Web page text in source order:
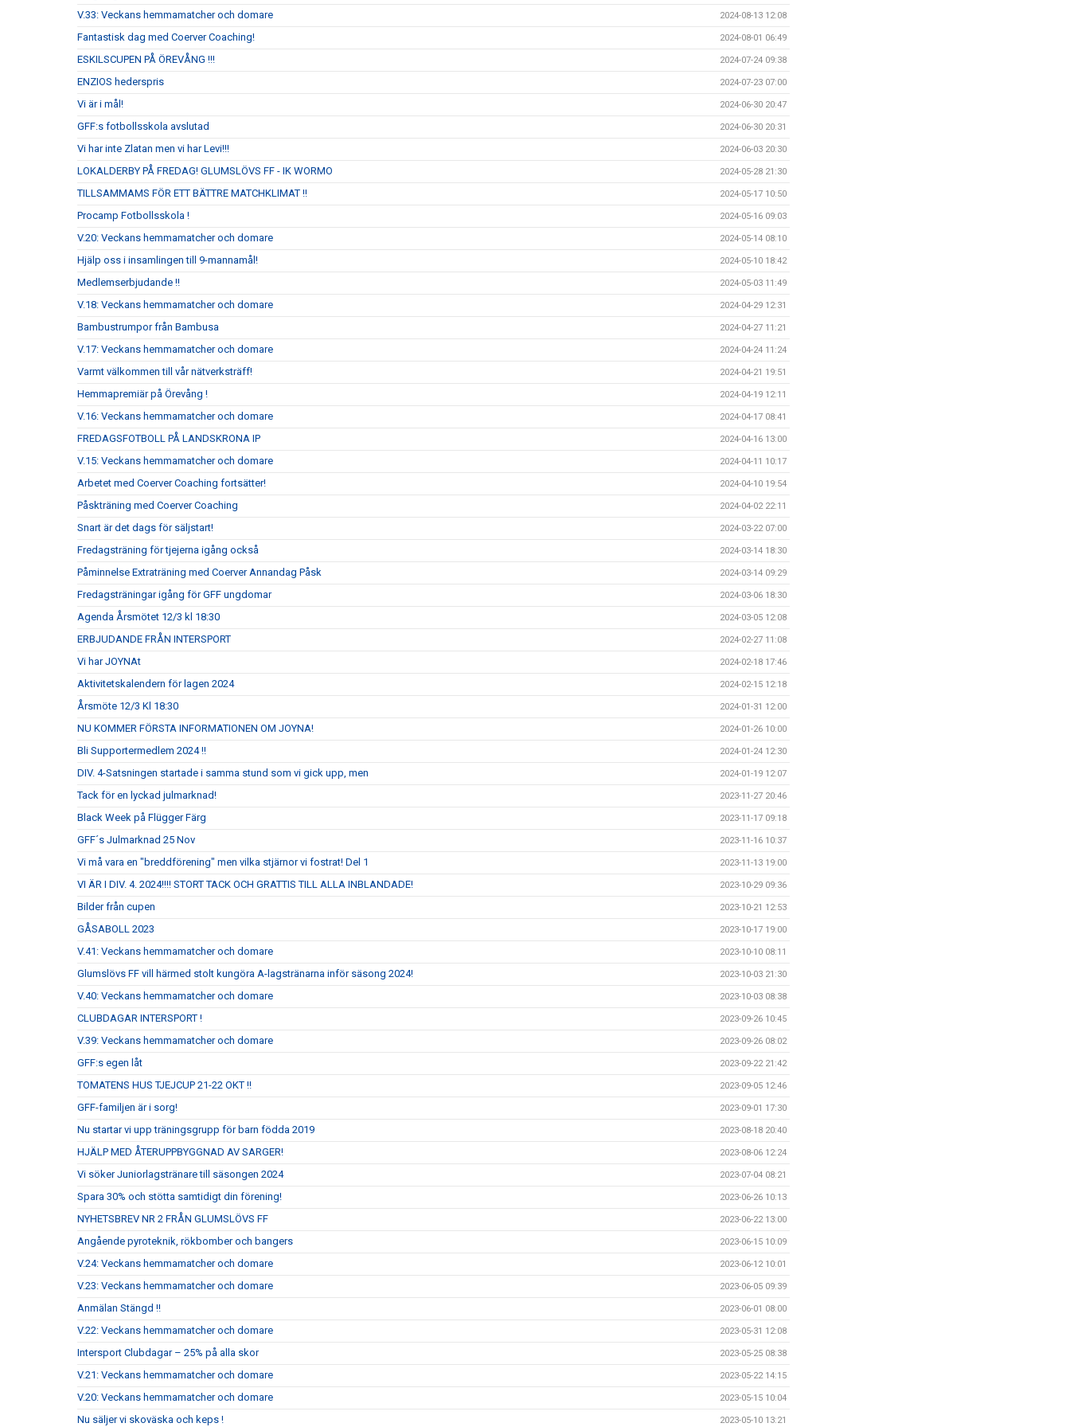
V.33: Veckans hemmamatcher och domare 2024-08-13 12:08
Fantastisk dag med Coerver Coaching! 2024-08-01 06:49
ESKILSCUPEN PÅ ÖREVÅNG !!! 2024-07-24 09:38
ENZIOS hederspris 2024-07-23 07:00
Vi är i mål! 2024-06-30 20:47
GFF:s fotbollsskola avslutad 2024-06-30 20:31
Vi har inte Zlatan men vi har Levi!!! 2024-06-03 20:30
LOKALDERBY PÅ FREDAG! GLUMSLÖVS FF - IK WORMO 2024-05-28 21:30
TILLSAMMAMS FÖR ETT BÄTTRE MATCHKLIMAT !! 2024-05-17 10:50
Procamp Fotbollsskola ! 2024-05-16 09:03
V.20: Veckans hemmamatcher och domare 2024-05-14 08:10
Hjälp oss i insamlingen till 9-mannamål! 2024-05-10 18:42
Medlemserbjudande !! 2024-05-03 11:49
V.18: Veckans hemmamatcher och domare 2024-04-29 12:31
Bambustrumpor från Bambusa 2024-04-27 11:21
V.17: Veckans hemmamatcher och domare 2024-04-24 11:24
Varmt välkommen till vår nätverksträff! 2024-04-21 19:51
Hemmapremiär på Örevång ! 2024-04-19 12:11
V.16: Veckans hemmamatcher och domare 2024-04-17 08:41
FREDAGSFOTBOLL PÅ LANDSKRONA IP 2024-04-16 13:00
V.15: Veckans hemmamatcher och domare 2024-04-11 10:17
Arbetet med Coerver Coaching fortsätter! 2024-04-10 19:54
Påskträning med Coerver Coaching 2024-04-02 22:11
Snart är det dags för säljstart! 2024-03-22 07:00
Fredagsträning för tjejerna igång också 2024-03-14 18:30
Påminnelse Extraträning med Coerver Annandag Påsk 2024-03-14 09:29
Fredagsträningar igång för GFF ungdomar 2024-03-06 18:30
Agenda Årsmötet 12/3 kl 18:30 2024-03-05 12:08
ERBJUDANDE FRÅN INTERSPORT 2024-02-27 11:08
Vi har JOYNAt 2024-02-18 17:46
Aktivitetskalendern för lagen 2024 2024-02-15 12:18
Årsmöte 12/3 Kl 18:30 2024-01-31 12:00
NU KOMMER FÖRSTA INFORMATIONEN OM JOYNA! 2024-01-26 10:00
Bli Supportermedlem 2024 !! 2024-01-24 12:30
DIV. 4-Satsningen startade i samma stund som vi gick upp, men 2024-01-19 12:07
Tack för en lyckad julmarknad! 2023-11-27 20:46
Black Week på Flügger Färg 2023-11-17 09:18
GFF´s Julmarknad 25 Nov 2023-11-16 10:37
Vi må vara en "breddförening" men vilka stjärnor vi fostrat! Del 1 2023-11-13 19:00
VI ÄR I DIV. 4. 2024!!!! STORT TACK OCH GRATTIS TILL ALLA INBLANDADE! 2023-10-29 09:36
Bilder från cupen 2023-10-21 12:53
GÅSABOLL 2023 2023-10-17 19:00
V.41: Veckans hemmamatcher och domare 2023-10-10 08:11
Glumslövs FF vill härmed stolt kungöra A-lagstränarna inför säsong 2024! 2023-10-03 21:30
V.40: Veckans hemmamatcher och domare 2023-10-03 08:38
CLUBDAGAR INTERSPORT ! 2023-09-26 10:45
V.39: Veckans hemmamatcher och domare 2023-09-26 08:02
GFF:s egen låt 2023-09-22 21:42
TOMATENS HUS TJEJCUP 21-22 OKT !! 2023-09-05 12:46
GFF-familjen är i sorg! 2023-09-01 17:30
Nu startar vi upp träningsgrupp för barn födda 2019 2023-08-18 20:40
HJÄLP MED ÅTERUPPBYGGNAD AV SARGER! 2023-08-06 12:24
Vi söker Juniorlagstränare till säsongen 2024 2023-07-04 08:21
Spara 30% och stötta samtidigt din förening! 2023-06-26 10:13
NYHETSBREV NR 2 FRÅN GLUMSLÖVS FF 2023-06-22 13:00
Angående pyroteknik, rökbomber och bangers 2023-06-15 10:09
V.24: Veckans hemmamatcher och domare 2023-06-12 10:01
V.23: Veckans hemmamatcher och domare 2023-06-05 09:39
Anmälan Stängd !! 2023-06-01 08:00
V.22: Veckans hemmamatcher och domare 2023-05-31 12:08
Intersport Clubdagar – 25% på alla skor 2023-05-25 08:38
V.21: Veckans hemmamatcher och domare 2023-05-22 14:15
V.20: Veckans hemmamatcher och domare 2023-05-15 10:04
Nu säljer vi skoväska och keps ! 2023-05-10 13:21